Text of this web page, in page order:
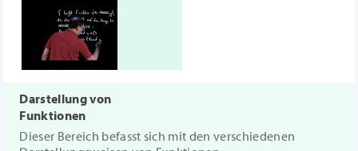
Darstellung von
Funktionen
Dieser Bereich befasst sich mit den verschiedenen